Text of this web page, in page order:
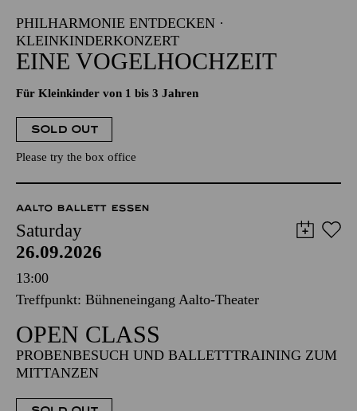
PHILHARMONIE ENTDECKEN ·
KLEINKINDERKONZERT
EINE VOGELHOCHZEIT
Für Kleinkinder von 1 bis 3 Jahren
SOLD OUT
Please try the box office
AALTO BALLETT ESSEN
Saturday
26.09.2026
13:00
Treffpunkt: Bühneneingang Aalto-Theater
OPEN CLASS
PROBENBESUCH UND BALLETTTRAINING ZUM
MITTANZEN